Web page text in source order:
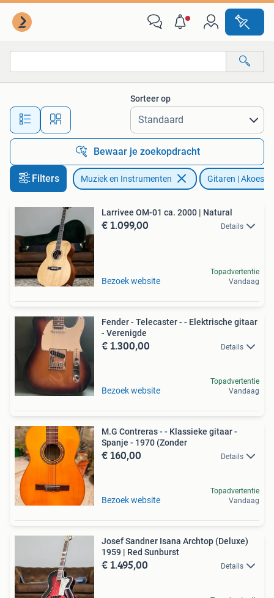
Alle afstanden…
Sorteer op
Bewaar je zoekopdracht
Filters Muziek en Instrumenten Gitaren |
Larrivee OM-01 ca. 2000 | Natural
€ 1.099,00 Details
Bezoek website
Topadvertentie
Vandaag
Fender - Telecaster - - Elektrische gitaar
- Verenigde
€ 1.300,00 Details
Bezoek website
Topadvertentie
Vandaag
M.G Contreras - - Klassieke gitaar -
Spanje - 1970 (Zonder
€ 160,00 Details
Bezoek website
Topadvertentie
Vandaag
Josef Sandner Isana Archtop (Deluxe)
1959 | Red Sunburst
€ 1.495,00 Details